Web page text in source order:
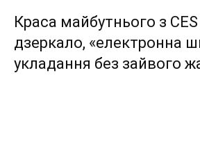
Краса майбутнього з
дзеркало, «електронна
укладання без зайвого